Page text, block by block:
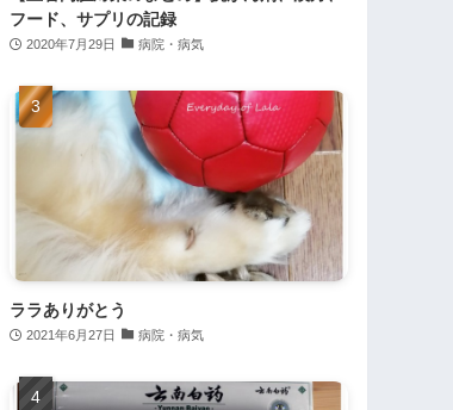
フード、サプリの記録
2020年7月29日 病院・病気
ララありがとう
2021年6月27日 病院・病気